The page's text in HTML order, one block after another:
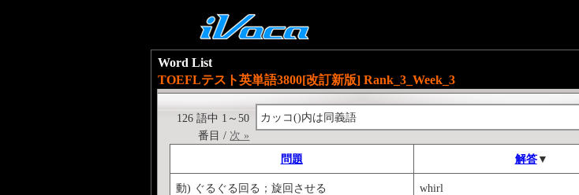
Word List
TOEFLテスト英単語3800[改訂新版] Rank_3_Week_3
カッコ()内は同義語
126 語中 1～50
番目 / 次 »
問題
解答▼
動) ぐるぐる回る；旋回させる whirl